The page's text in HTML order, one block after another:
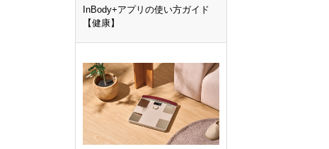
InBody+アプリの使い方ガイド
【健康】